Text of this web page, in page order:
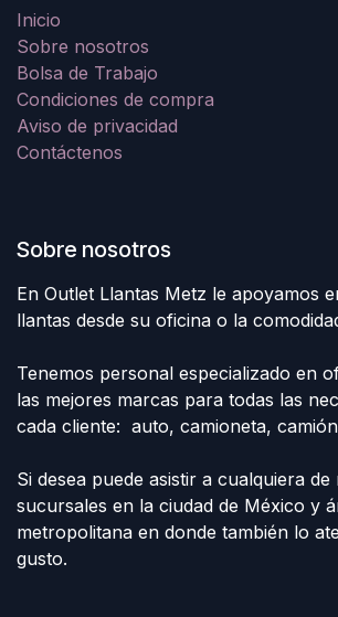
Inicio
Sobre nosotros
Bolsa de Trabajo
Condiciones de compra
Aviso de privacidad
Contáctenos
Sobre nosotros
En Outlet Llantas Metz le apoyamos
llantas desde su oficina o la
Tenemos personal especializado en
las mejores marcas para todas las
cada cliente: auto, camioneta,
Si desea puede asistir a cualquiera de
sucursales en la ciudad de México y
metropolitana en donde también lo
gusto.